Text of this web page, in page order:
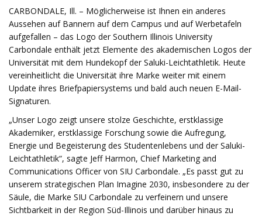
CARBONDALE, Ill. – Möglicherweise ist Ihnen ein anderes
Aussehen auf Bannern auf dem Campus und auf Werbetafeln
aufgefallen – das Logo der Southern Illinois University
Carbondale enthält jetzt Elemente des akademischen Logos der
Universität mit dem Hundekopf der Saluki-Leichtathletik. Heute
vereinheitlicht die Universität ihre Marke weiter mit einem
Update ihres Briefpapiersystems und bald auch neuen E-Mail-
Signaturen.
„Unser Logo zeigt unsere stolze Geschichte, erstklassige
Akademiker, erstklassige Forschung sowie die Aufregung,
Energie und Begeisterung des Studentenlebens und der Saluki-
Leichtathletik“, sagte Jeff Harmon, Chief Marketing and
Communications Officer von SIU Carbondale. „Es passt gut zu
unserem strategischen Plan Imagine 2030, insbesondere zu der
Säule, die Marke SIU Carbondale zu verfeinern und unsere
Sichtbarkeit in der Region Süd-Illinois und darüber hinaus zu